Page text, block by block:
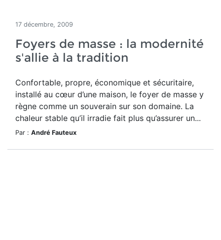
17 décembre, 2009
Foyers de masse : la modernité
s'allie à la tradition
Confortable, propre, économique et sécuritaire,
installé au cœur d’une maison, le foyer de masse y
règne comme un souverain sur son domaine. La
chaleur stable qu’il irradie fait plus qu’assurer un...
Par : André Fauteux